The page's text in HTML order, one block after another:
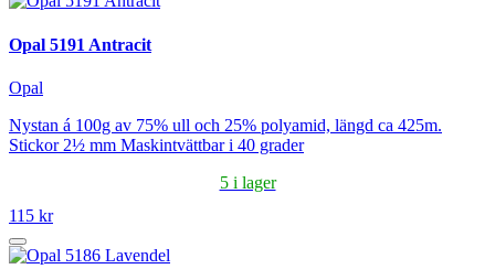
Opal 5191 Antracit
Opal
Nystan á 100g av 75% ull och 25% polyamid, längd ca 425m.
Stickor 2½ mm Maskintvättbar i 40 grader
5 i lager
115 kr